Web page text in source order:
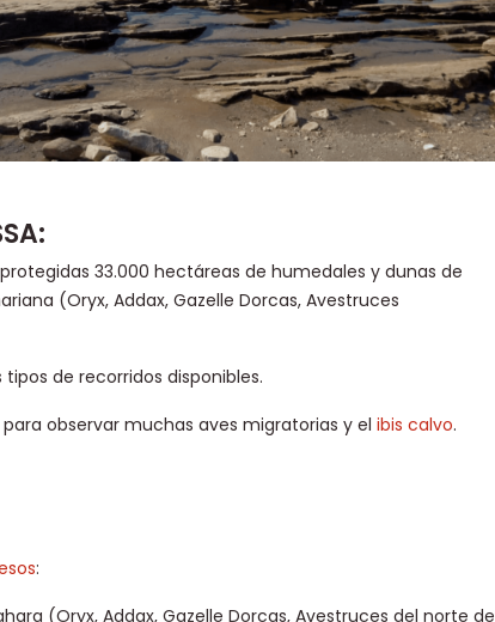
33.000 hectáreas de humedales y dunas de
(Oryx, Addax, Gazelle Dorcas, Avestruces
de recorridos disponibles.
observar muchas aves migratorias y el ibis calvo.
:
(Oryx, Addax, Gazelle Dorcas, Avestruces del norte de